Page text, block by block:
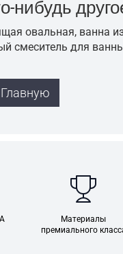
нибудь
овальная, ванна
смеситель для
Материалы
премиального